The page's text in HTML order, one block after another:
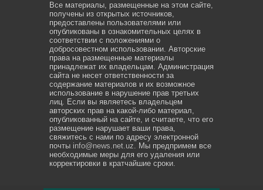
Все материалы, размещенные на этом сайте,
получены из открытых источников,
предоставлены пользователями или
опубликованы в ознакомительных целях в
соответствии с положениями о
добросовестном использовании. Авторские
права на размещенные материалы
принадлежат их владельцам. Администрация
сайта не несет ответственности за
содержание материалов и их возможное
использование в нарушение прав третьих
лиц. Если вы являетесь владельцем
авторских прав на какой-либо материал,
опубликованный на сайте, и считаете, что его
размещение нарушает ваши права,
свяжитесь с нами по адресу электронной
почты info@news.net.uz. Мы предпримем все
необходимые меры для его удаления или
корректировки в кратчайшие сроки.